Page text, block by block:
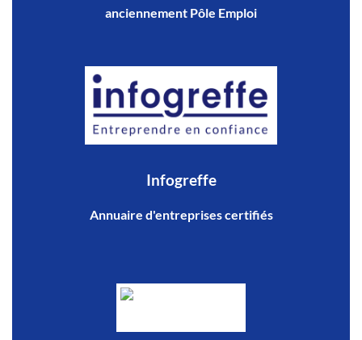
anciennement Pôle Emploi
Infogreffe
Annuaire d'entreprises certifiés